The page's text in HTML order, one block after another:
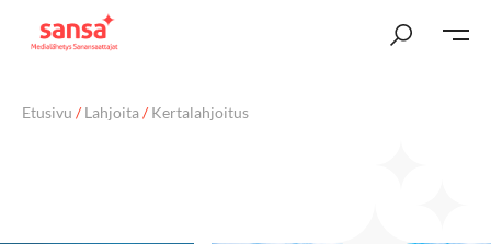
Etusivu /Lahjoita/Kertalahjoitus